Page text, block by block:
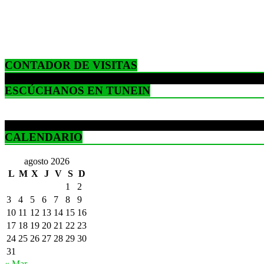
CONTADOR DE VISITAS
ESCÚCHANOS EN TUNEIN
CALENDARIO
agosto 2026
L M X J V S D
1
2
3
4 5 6 7 8
9
10 11 12 13 14 15 16
17 18 19 20 21 22 23
24 25 26 27 28 29 30
31